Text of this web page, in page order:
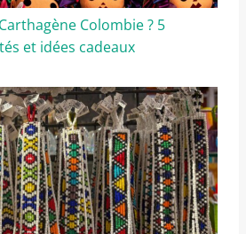
Colombie ? 5
et idées cadeaux